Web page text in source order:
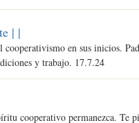
| |
en sus inicios.
y trabajo. 17.7.24
cooperativo permanezca. Te